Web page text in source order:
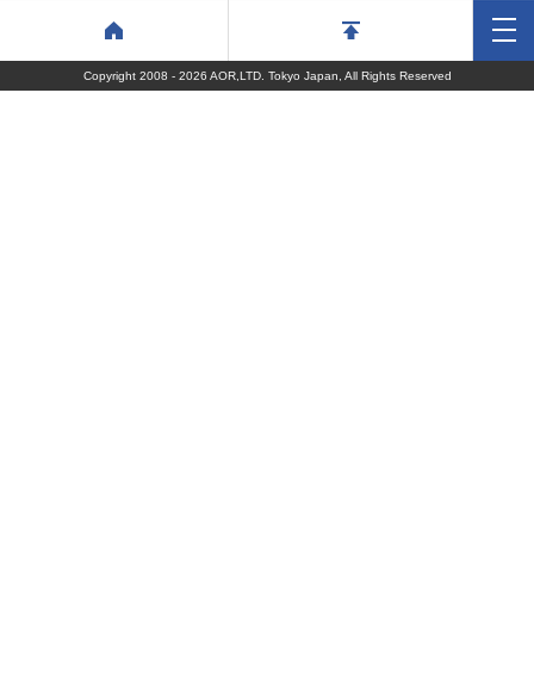
Copyright 2008 - 2026 AOR,LTD. Tokyo Japan, All Rights Reserved